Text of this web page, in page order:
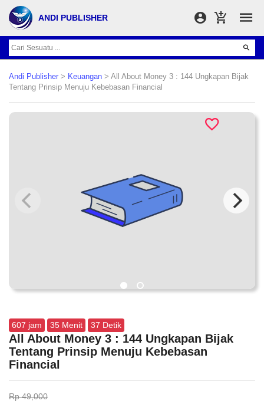
ANDI PUBLISHER
Andi Publisher > Keuangan > All About Money 3 : 144 Ungkapan Bijak
Tentang Prinsip Menuju Kebebasan Financial
607 jam 35 Menit 36 Detik
All About Money 3 : 144 Ungkapan Bijak
Tentang Prinsip Menuju Kebebasan
Financial
Rp 49,000